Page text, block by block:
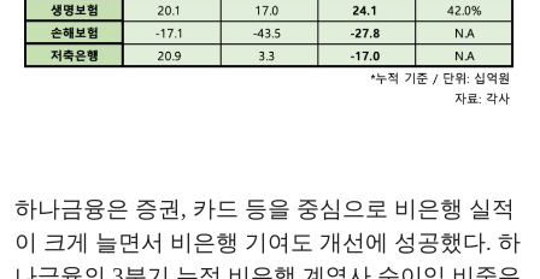
하나금융은 증권, 카드 등을 중심으로 비은행 실적
이 크게 늘면서 비은행 기여도 개선에 성공했다. 하